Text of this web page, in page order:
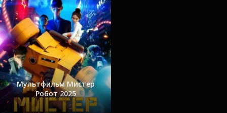
Мультфильм Мистер
Робот 2025